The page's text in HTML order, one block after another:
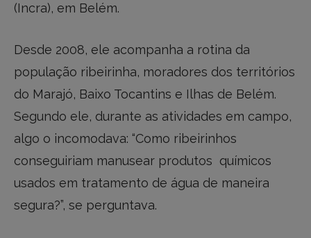
(Incra), em Belém.
Desde 2008, ele acompanha a rotina da
população ribeirinha, moradores dos territórios
do Marajó, Baixo Tocantins e Ilhas de Belém.
Segundo ele, durante as atividades em campo,
algo o incomodava: “Como ribeirinhos
conseguiriam manusear produtos químicos
usados em tratamento de água de maneira
segura?”, se perguntava.